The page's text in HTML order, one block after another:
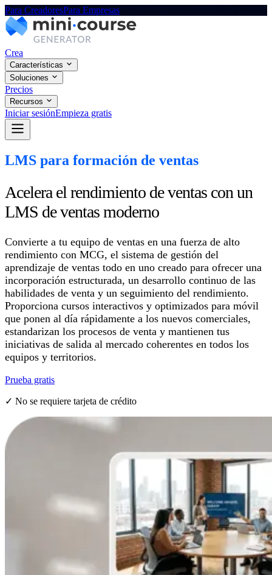
Para CreadoresPara Empresas
Crea
Características
Soluciones
Precios
Recursos
Iniciar sesiónEmpieza gratis
LMS para formación de ventas
Acelera el rendimiento de ventas con un
LMS de ventas moderno
Convierte a tu equipo de ventas en una fuerza de alto
rendimiento con MCG, el sistema de gestión del
aprendizaje de ventas todo en uno creado para ofrecer una
incorporación estructurada, un desarrollo continuo de las
habilidades de venta y un seguimiento del rendimiento.
Proporciona cursos interactivos y optimizados para móvil
que ponen al día rápidamente a los nuevos comerciales,
estandarizan los procesos de venta y mantienen tus
iniciativas de salida al mercado coherentes en todos los
equipos y territorios.
Prueba gratis
✓ No se requiere tarjeta de crédito